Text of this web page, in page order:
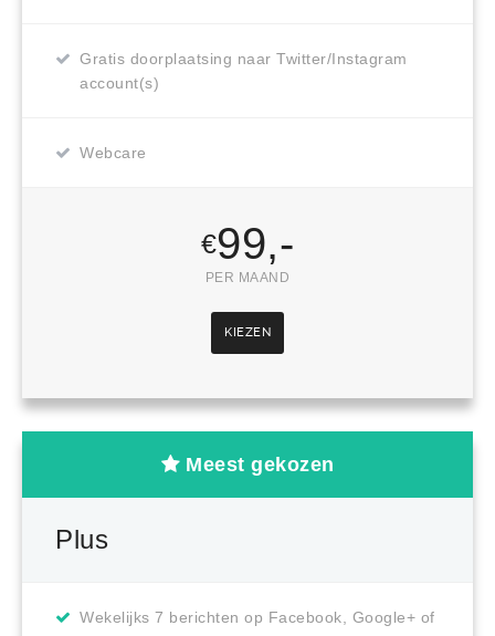
Gratis doorplaatsing naar Twitter/Instagram
account(s)
Webcare
€99,-
PER MAAND
KIEZEN
Meest gekozen
Plus
Wekelijks 7 berichten op Facebook, Google+ of